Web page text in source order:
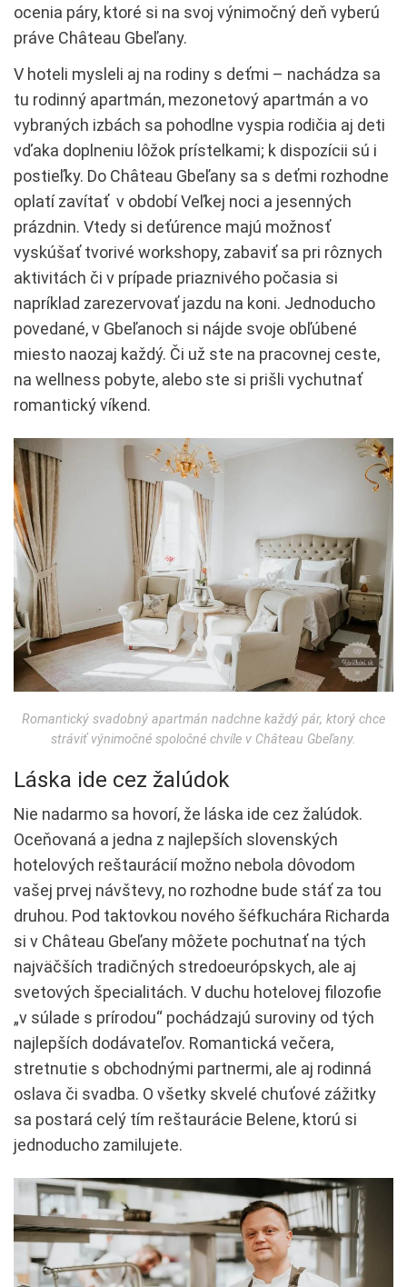
ocenia páry, ktoré si na svoj výnimočný deň vyberú
práve Château Gbeľany.
V hoteli mysleli aj na rodiny s deťmi – nachádza sa
tu rodinný apartmán, mezonetový apartmán a vo
vybraných izbách sa pohodlne vyspia rodičia aj deti
vďaka doplneniu lôžok prístelkami; k dispozícii sú i
postieľky. Do Château Gbeľany sa s deťmi rozhodne
oplatí zavítať v období Veľkej noci a jesenných
prázdnin. Vtedy si deťúrence majú možnosť
vyskúšať tvorivé workshopy, zabaviť sa pri rôznych
aktivitách či v prípade priaznivého počasia si
napríklad zarezervovať jazdu na koni. Jednoducho
povedané, v Gbeľanoch si nájde svoje obľúbené
miesto naozaj každý. Či už ste na pracovnej ceste,
na wellness pobyte, alebo ste si prišli vychutnať
romantický víkend.
Romantický svadobný apartmán nadchne každý pár, ktorý chce
stráviť výnimočné spoločné chvíle v Château Gbeľany.
Láska ide cez žalúdok
Nie nadarmo sa hovorí, že láska ide cez žalúdok.
Oceňovaná a jedna z najlepších slovenských
hotelových reštaurácií možno nebola dôvodom
vašej prvej návštevy, no rozhodne bude stáť za tou
druhou. Pod taktovkou nového šéfkuchára Richarda
si v Château Gbeľany môžete pochutnať na tých
najväčších tradičných stredoeurópskych, ale aj
svetových špecialitách. V duchu hotelovej filozofie
„v súlade s prírodou“ pochádzajú suroviny od tých
najlepších dodávateľov. Romantická večera,
stretnutie s obchodnými partnermi, ale aj rodinná
oslava či svadba. O všetky skvelé chuťové zážitky
sa postará celý tím reštaurácie Belene, ktorú si
jednoducho zamilujete.